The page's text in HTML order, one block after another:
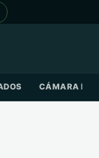
CÁMARA DE